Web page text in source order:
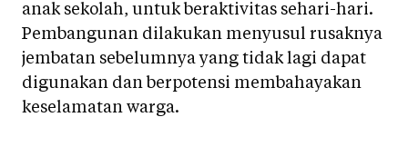
anak sekolah, untuk beraktivitas sehari-hari.
Pembangunan dilakukan menyusul rusaknya
jembatan sebelumnya yang tidak lagi dapat
digunakan dan berpotensi membahayakan
keselamatan warga.